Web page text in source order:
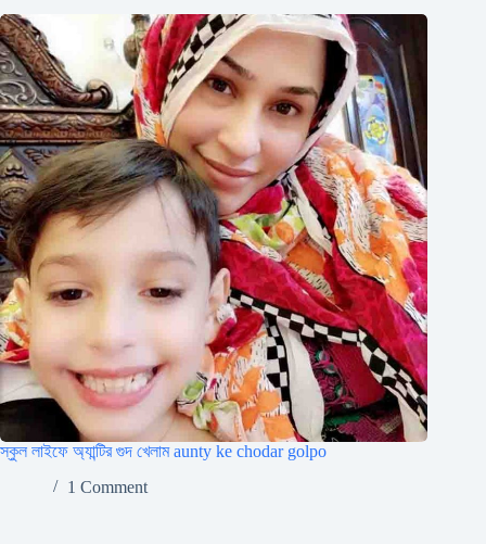
স্কুল লাইফে অ্যান্টির গুদ খেলাম aunty ke chodar golpo
1 Comment